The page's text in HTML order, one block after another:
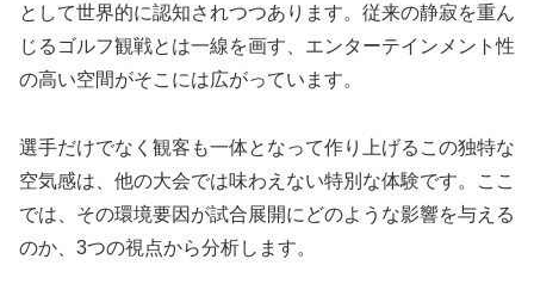
として世界的に認知されつつあります。従来の静寂を重ん
じるゴルフ観戦とは一線を画す、エンターテインメント性
の高い空間がそこには広がっています。
選手だけでなく観客も一体となって作り上げるこの独特な
空気感は、他の大会では味わえない特別な体験です。ここ
では、その環境要因が試合展開にどのような影響を与える
のか、3つの視点から分析します。